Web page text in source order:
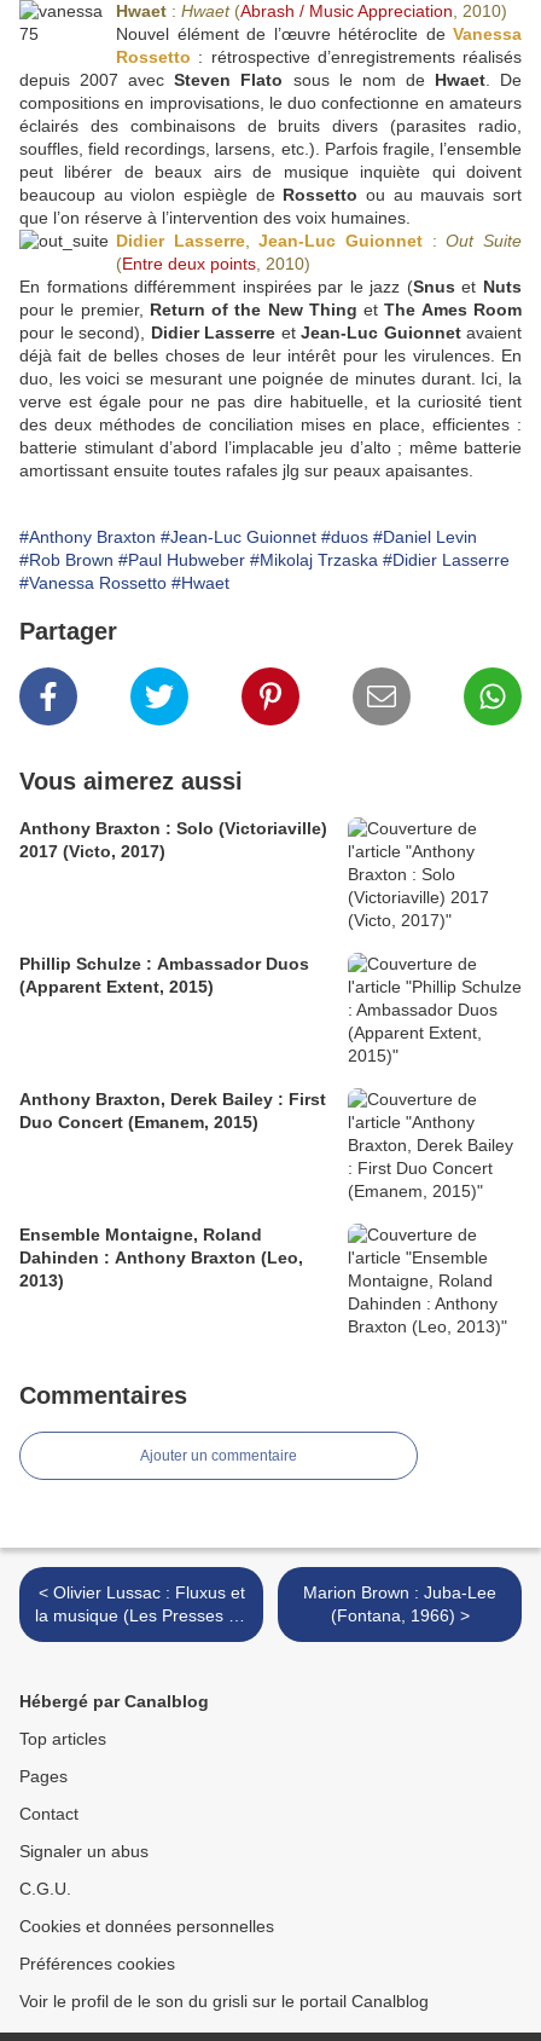
Hwaet : Hwaet(Abrash / Music Appreciation , 2010)
Nouvel élément de l’œuvre hétéroclite de Vanessa
Rossetto : rétrospective d’enregistrements réalisés
depuis 2007 avecSteven Flato sous le nom de Hwaet. De
compositions en improvisations, le duo confectionne en amateurs
éclairés des combinaisons de bruits divers (parasites radio,
souffles, field recordings, larsens, etc.). Parfois fragile, l’ensemble
peut libérer de beaux airs de musique inquiète qui doivent
beaucoup au violon espiègle de Rossetto ou au mauvais sort
que l’on réserve à l’intervention des voix humaines.
Didier Lasserre,Jean-Luc Guionnet :Out Suite
(Entre deux points , 2010)
En formations différemment inspirées par le jazz (Snus et Nuts
pour le premier, Return of the New Thing etThe Ames Room
pour le second), Didier Lasserre et Jean-Luc Guionnetavaient
déjà fait de belles choses de leur intérêt pour les virulences. En
duo, les voici se mesurant une poignée de minutes durant. Ici, la
verve est égale pour ne pas dire habituelle, et la curiosité tient
des deux méthodes de conciliation mises en place, efficientes :
batterie stimulant d’abord l’implacable jeu d’alto ; même batterie
amortissant ensuite toutes rafales jlg sur peaux apaisantes.
#Anthony Braxton #Jean-Luc Guionnet #duos #Daniel Levin
#Rob Brown #Paul Hubweber #Mikolaj Trzaska #Didier Lasserre
#Vanessa Rossetto #Hwaet
Partager
Vous aimerez aussi
Anthony Braxton : Solo (Victoriaville)
2017 (Victo, 2017)
Phillip Schulze : Ambassador Duos
(Apparent Extent, 2015)
Anthony Braxton, Derek Bailey : First
Duo Concert (Emanem, 2015)
Ensemble Montaigne, Roland
Dahinden : Anthony Braxton (Leo,
2013)
Commentaires
Ajouter un commentaire
< Olivier Lussac : Fluxus et
la musique (Les Presses du
Réel, 2010)
Marion Brown : Juba-Lee
(Fontana, 1966) >
Hébergé par Canalblog
Top articles
Pages
Contact
Signaler un abus
C.G.U.
Cookies et données personnelles
Préférences cookies
Voir le profil de le son du grisli sur le portail Canalblog